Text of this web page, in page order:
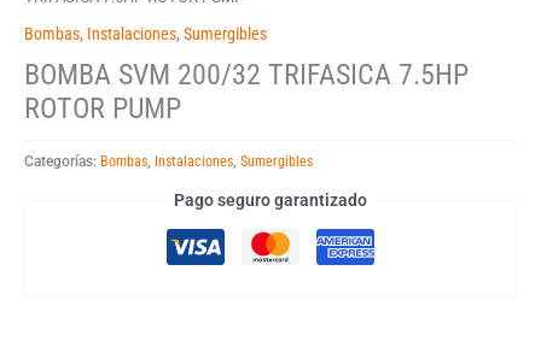
Bombas, Instalaciones, Sumergibles
BOMBA SVM 200/32 TRIFASICA 7.5HP
ROTOR PUMP
Categorías: Bombas, Instalaciones, Sumergibles
Pago seguro garantizado